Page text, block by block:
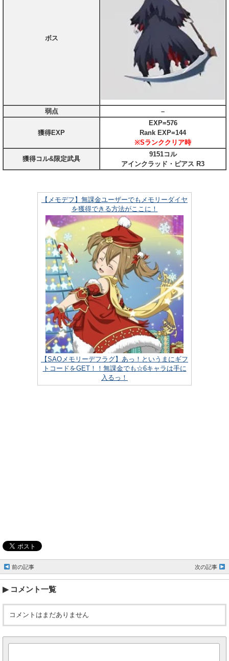
ボス
弱点 –
獲得EXP
EXP=576
Rank EXP=144
※Sランククリア時
獲得コル&限定武具
9151コル
アインクラッド・ピアス R3
【メモデフ】無課金ユーザーでもメモリーダイヤ
を獲得できる方法がここに！
【SAOメモリーデフラグ】あっ！というまにギフ
トコードをGET！！無課金でも☆6キャラは手に
入るっ！
前の記事 次の記事
コメント一覧
コメントはまだありません